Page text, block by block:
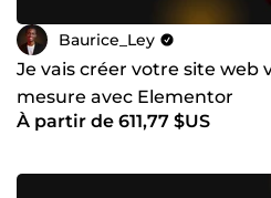
Baurice_Ley
Je vais créer votre site web
mesure avec Elementor
À partir de 611,77 $US